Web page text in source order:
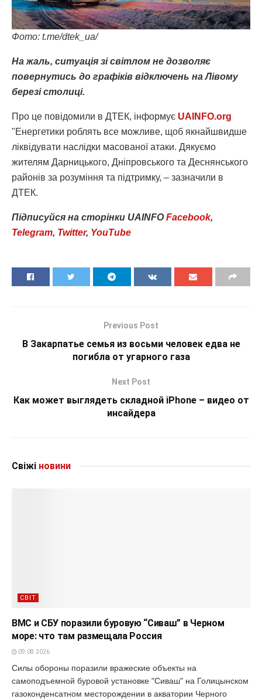
Фото: t.me/dtek_ua/
На жаль, ситуація зі світлом не дозволяє
повернутись до графіків відключень на Лівому
березі столиці.
Про це повідомили в ДТЕК, інформує UAINFO.org
"Енергетики роблять все можливе, щоб якнайшвидше
ліквідувати наслідки масованої атаки. Дякуємо
жителям Дарницького, Дніпровського та Деснянського
районів за розуміння та підтримку, – зазначили в
ДТЕК.
Підписуйся на сторінки UAINFOFacebook,
Telegram, Twitter, YouTube
Previous Post
В Закарпатье семья из восьми человек едва не
погибла от угарного газа
Next Post
Как может выглядеть складной iPhone – видео от
инсайдера
Свіжі новини
СВІТ
ВМС и СБУ поразили буровую “Сиваш” в Черном
море: что там размещала Россия
09.08.2026
Силы обороны поразили вражеские объекты на
самоподъемной буровой установке "Сиваш" на Голицынском
газоконденсатном месторождении в акватории Черного